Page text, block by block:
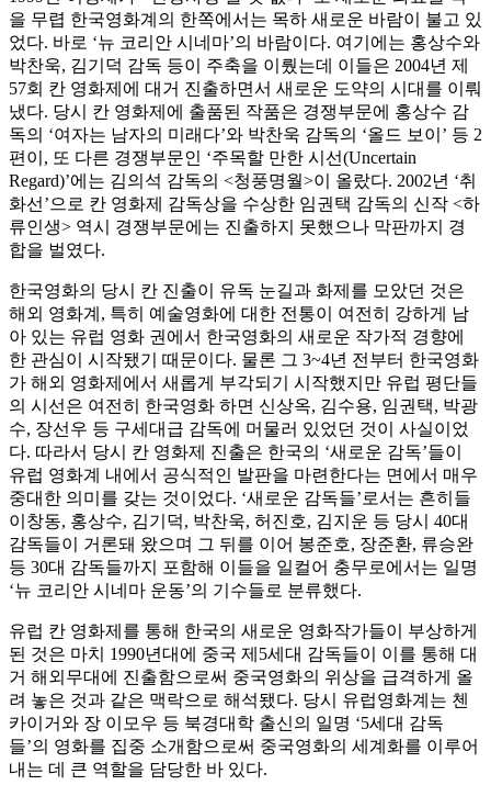
을 무렵 한국영화계의 한쪽에서는 목하 새로운 바람이 불고 있
었다. 바로 ‘뉴 코리안 시네마’의 바람이다. 여기에는 홍상수와
박찬욱, 김기덕 감독 등이 주축을 이뤘는데 이들은 2004년 제
57회 칸 영화제에 대거 진출하면서 새로운 도약의 시대를 이뤄
냈다. 당시 칸 영화제에 출품된 작품은 경쟁부문에 홍상수 감
독의 ‘여자는 남자의 미래다’와 박찬욱 감독의 ‘올드 보이’ 등 2
편이, 또 다른 경쟁부문인 ‘주목할 만한 시선(Uncertain
Regard)’에는 김의석 감독의 <청풍명월>이 올랐다. 2002년 ‘취
화선’으로 칸 영화제 감독상을 수상한 임권택 감독의 신작 <하
류인생> 역시 경쟁부문에는 진출하지 못했으나 막판까지 경
합을 벌였다.
한국영화의 당시 칸 진출이 유독 눈길과 화제를 모았던 것은
해외 영화계, 특히 예술영화에 대한 전통이 여전히 강하게 남
아 있는 유럽 영화 권에서 한국영화의 새로운 작가적 경향에
한 관심이 시작됐기 때문이다. 물론 그 3~4년 전부터 한국영화
가 해외 영화제에서 새롭게 부각되기 시작했지만 유럽 평단들
의 시선은 여전히 한국영화 하면 신상옥, 김수용, 임권택, 박광
수, 장선우 등 구세대급 감독에 머물러 있었던 것이 사실이었
다. 따라서 당시 칸 영화제 진출은 한국의 ‘새로운 감독’들이
유럽 영화계 내에서 공식적인 발판을 마련한다는 면에서 매우
중대한 의미를 갖는 것이었다. ‘새로운 감독들’로서는 흔히들
이창동, 홍상수, 김기덕, 박찬욱, 허진호, 김지운 등 당시 40대
감독들이 거론돼 왔으며 그 뒤를 이어 봉준호, 장준환, 류승완
등 30대 감독들까지 포함해 이들을 일컬어 충무로에서는 일명
‘뉴 코리안 시네마 운동’의 기수들로 분류했다.
유럽 칸 영화제를 통해 한국의 새로운 영화작가들이 부상하게
된 것은 마치 1990년대에 중국 제5세대 감독들이 이를 통해 대
거 해외무대에 진출함으로써 중국영화의 위상을 급격하게 올
려 놓은 것과 같은 맥락으로 해석됐다. 당시 유럽영화계는 첸
카이거와 장 이모우 등 북경대학 출신의 일명 ‘5세대 감독
들’의 영화를 집중 소개함으로써 중국영화의 세계화를 이루어
내는 데 큰 역할을 담당한 바 있다.